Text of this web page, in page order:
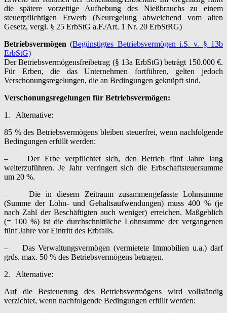
die spätere vorzeitige Aufhebung des Nießbrauchs zu einem
steuerpflichtigen Erwerb (Neuregelung abweichend vom alten
Gesetz, vergl. § 25 ErbStG a.F./Art. 1 Nr. 20 ErbStRG)
Betriebsvermögen(Begünstigtes Betriebsvermögen i.S. v. § 13b
ErbStG)
Der Betriebsvermögensfreibetrag (§ 13a ErbStG) beträgt 150.000 €.
Für Erben, die das Unternehmen fortführen, gelten jedoch
Verschonungsregelungen, die an Bedingungen geknüpft sind.
Verschonungsregelungen für Betriebsvermögen:
1. Alternative:
85 % des Betriebsvermögens bleiben steuerfrei, wenn nachfolgende
Bedingungen erfüllt werden:
– Der Erbe verpflichtet sich, den Betrieb fünf Jahre lang
weiterzuführen. Je Jahr verringert sich die Erbschaftsteuersumme
um 20 %.
– Die in diesem Zeitraum zusammengefasste Lohnsumme
(Summe der Lohn- und Gehaltsaufwendungen) muss 400 % (je
nach Zahl der Beschäftigten auch weniger) erreichen. Maßgeblich
(= 100 %) ist die durchschnittliche Lohnsumme der vergangenen
fünf Jahre vor Eintritt des Erbfalls.
– Das Verwaltungsvermögen (vermietete Immobilien u.a.) darf
grds. max. 50 % des Betriebsvermögens betragen.
2. Alternative:
Auf die Besteuerung des Betriebsvermögens wird vollständig
verzichtet, wenn nachfolgende Bedingungen erfüllt werden: